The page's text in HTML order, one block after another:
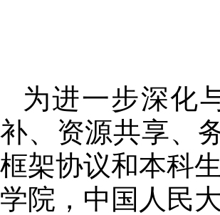
为进一步深化
补、资源共享、
框架协议和本科
学院，中国人民